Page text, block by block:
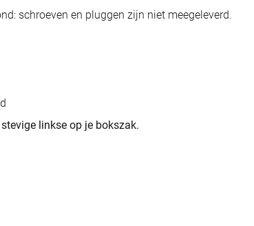
schroeven en pluggen zijn niet meegeleverd.
linkse op je bokszak.